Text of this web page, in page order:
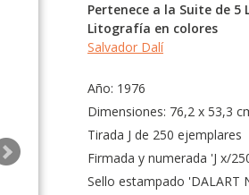
Pertenece a la Suite de
Litografía en colores
Salvador Dalí
Año: 1976
Dimensiones: 76,2 x 53,3
Tirada J de 250 ejemplares
Firmada y numerada 'J x/
Sello estampado 'DALART